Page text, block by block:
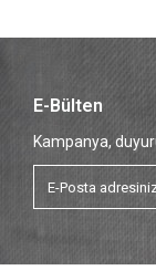
E-Bülten
Kampanya,